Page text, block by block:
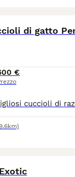
di gatto
€